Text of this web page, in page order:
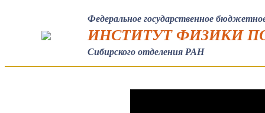
Федеральное государственное
ИНСТИТУТ ФИЗИКИ
Сибирского отделения РАН